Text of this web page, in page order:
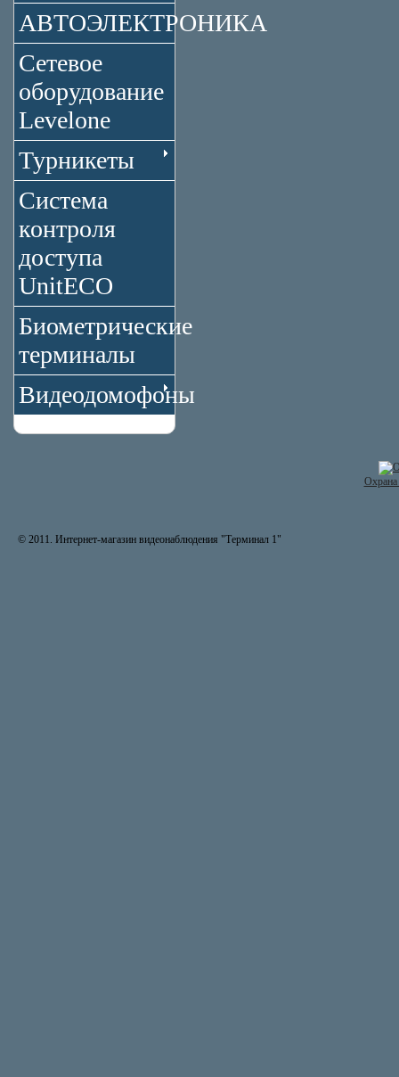
АВТОЭЛЕКТРОНИКА
Сетевое
оборудование
Levelone
Турникеты
Система
контроля
доступа
UnitECO
Биометрические
терминалы
Видеодомофоны
© 2011. Интернет-магазин видеонаблюдения "Терминал 1"